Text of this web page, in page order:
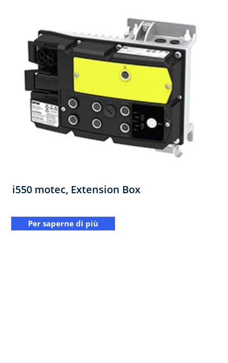
i550 motec,​ Extension Box​
Per saperne di più